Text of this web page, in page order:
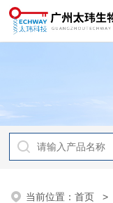
当前位置：首页 >